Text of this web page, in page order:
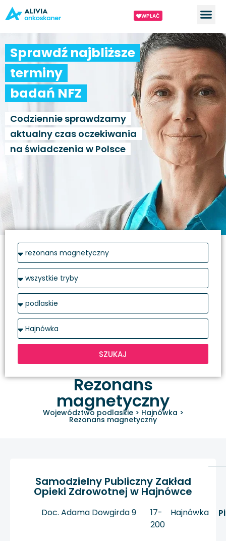
WPŁAĆ
Sprawdź najbliższe
terminy
badań NFZ
Codziennie sprawdzamy
aktualny czas oczekiwania
na świadczenia w Polsce
SZUKAJ
Rezonans
magnetyczny
Województwo podlaskie> Hajnówka >
Rezonans magnetyczny
Samodzielny Publiczny Zakład
Opieki Zdrowotnej w Hajnówce
Doc. Adama Dowgirda 9
17-
200
Hajnówka